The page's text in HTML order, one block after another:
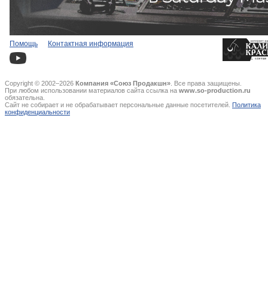
Помощь Контактная информация
Copyright © 2002–2026 Компания «Союз Продакшн» . Все права защищены.
При любом использовании материалов сайта ссылка на www.so-production.ru
обязательна.
Сайт не собирает и не обрабатывает персональные данные посетителей. Политика
конфиденциальности